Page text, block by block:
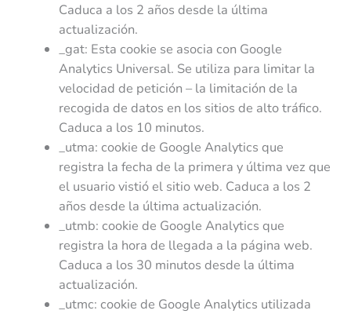
Caduca a los 2 años desde la última
actualización.
_gat: Esta cookie se asocia con Google
Analytics Universal. Se utiliza para limitar la
velocidad de petición – la limitación de la
recogida de datos en los sitios de alto tráfico.
Caduca a los 10 minutos.
_utma: cookie de Google Analytics que
registra la fecha de la primera y última vez que
el usuario vistió el sitio web. Caduca a los 2
años desde la última actualización.
_utmb: cookie de Google Analytics que
registra la hora de llegada a la página web.
Caduca a los 30 minutos desde la última
actualización.
_utmc: cookie de Google Analytics utilizada